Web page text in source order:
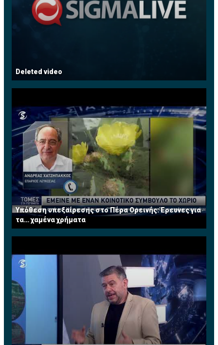
Deleted video
Υπόθεση υπεξαίρεσης στο Πέρα Ορεινής: Έρευνες για
τα… χαμένα χρήματα